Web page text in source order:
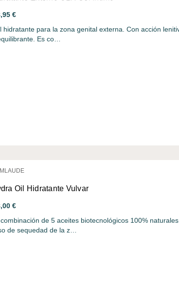
€
hidratante para la zona genital externa. Con acción
Es co…
Oil Hidratante Vulvar
€
de 5 aceites biotecnológicos 100%
de sequedad de la z…